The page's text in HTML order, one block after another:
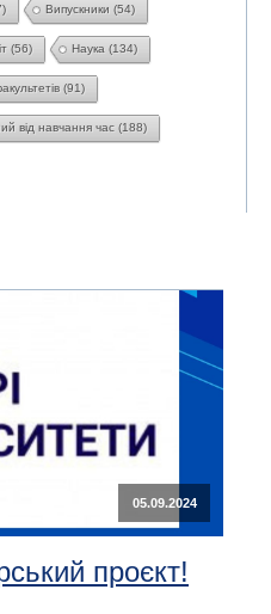
Випускники (54)
(56) Наука (134)
(91)
від навчання час (188)
05.09.2024
проєкт!